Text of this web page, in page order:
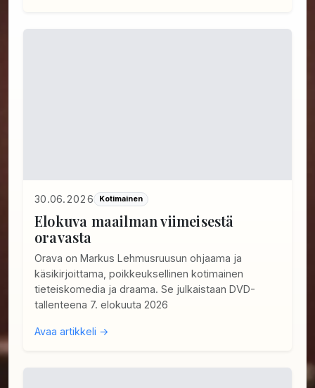
30.06.2026 Kotimainen
Elokuva maailman viimeisestä
oravasta
Orava on Markus Lehmusruusun ohjaama ja
käsikirjoittama, poikkeuksellinen kotimainen
tieteiskomedia ja draama. Se julkaistaan DVD-
tallenteena 7. elokuuta 2026
Avaa artikkeli →